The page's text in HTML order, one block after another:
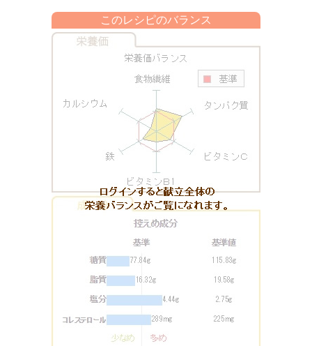
このレシピのバランス